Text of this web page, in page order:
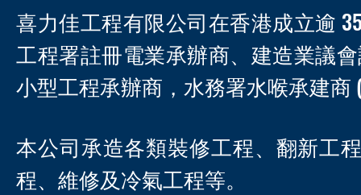
喜力佳工程有限公司在香港成立逾
工程署註冊電業承辦商、建造業議
小型工程承辦商，水務署水喉承建商
本公司承造各類裝修工程、翻新工
程、維修及冷氣工程等。